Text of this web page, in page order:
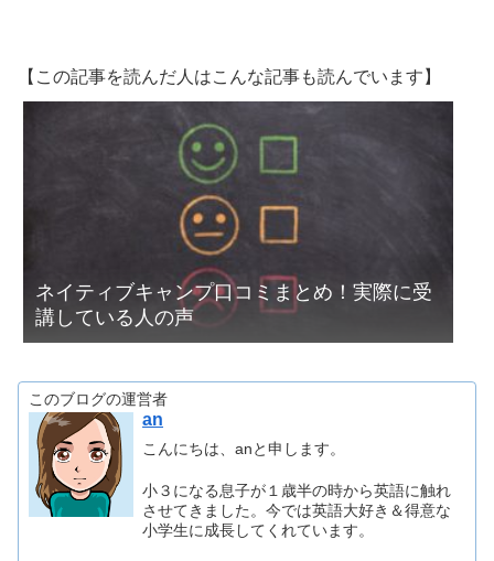
【この記事を読んだ人はこんな記事も読んでいます】
ネイティブキャンプ口コミまとめ！実際に受
講している人の声
このブログの運営者
an
こんにちは、anと申します。
小３になる息子が１歳半の時から英語に触れ
させてきました。今では英語大好き＆得意な
小学生に成長してくれています。